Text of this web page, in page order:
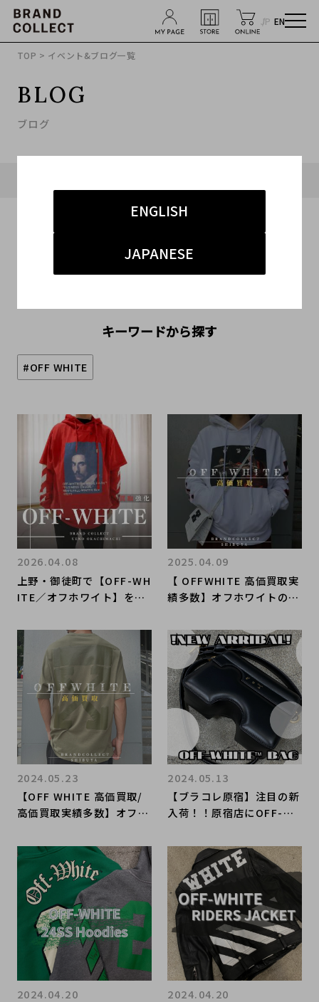
JP EN
ENGLISH
JAPANESE
TOP > イベント&ブログ一覧
BLOG
ブログ
キーワードから探す
#OFF WHITE
上野・御徒町で【OFF-WH
ITE／オフホワイト】を売
クト上野御徒町店｜Layer
ed Hoodie OMBB042F18
192011／レイヤードパー
カー OMBB042F1819201
1入荷｜Buy & Sell Luxur
y in Ueno Tokyo｜Tax-
Free Available
2026.04.08
【 OFFWHITE 高価買取実
績多数】オフホワイトの高
クト渋谷店へ 新宿/目黒/
代々木/恵比寿/代官山など
でご売却を検討中の方にお
勧めです！
2025.04.09
【OFF WHITE 高価買取/
高価買取実績多数】オフホ
ランドコレクト渋谷店へ
神泉/代官山/恵比寿/代々
木などでご売却を検討中の
方にお勧めです！
2024.05.23
【ブラコレ原宿】注目の新
入荷！！原宿店にOFF-WH
した！！
2024.05.13
2024.04.20
2024.04.20